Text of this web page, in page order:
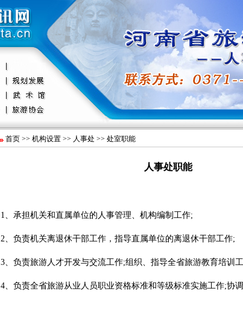
首页 >> 机构设置 >> 人事处 >> 处室职能
人事处职能
1、承担机关和直属单位的人事管理、机构编制工作;
2、负责机关离退休干部工作，指导直属单位的离退休干部工作;
3、负责旅游人才开发与交流工作;组织、指导全省旅游教育培训
4、负责全省旅游从业人员职业资格标准和等级标准实施工作;协